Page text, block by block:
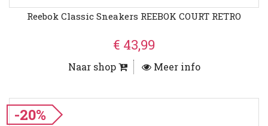
Reebok Classic Sneakers REEBOK COURT RETRO
€ 43,99
Naar shop Meer info
-20%